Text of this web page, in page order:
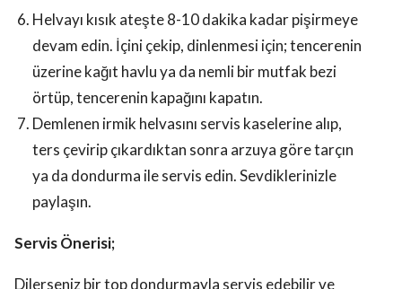
Helvayı kısık ateşte 8-10 dakika kadar pişirmeye
devam edin. İçini çekip, dinlenmesi için; tencerenin
üzerine kağıt havlu ya da nemli bir mutfak bezi
örtüp, tencerenin kapağını kapatın.
Demlenen irmik helvasını servis kaselerine alıp,
ters çevirip çıkardıktan sonra arzuya göre tarçın
ya da dondurma ile servis edin. Sevdiklerinizle
paylaşın.
Servis Önerisi;
Dilerseniz bir top dondurmayla servis edebilir ve